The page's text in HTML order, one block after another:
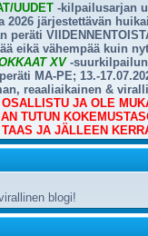
UUDET -kilpailusarjan
järjestettävän
eikä vähempää kuin
XV-
MA-PE; 13.-
reaaliaikainen &
OSALLISTU JA OLE
TUTUN
JA JÄLLEEN
blogi!